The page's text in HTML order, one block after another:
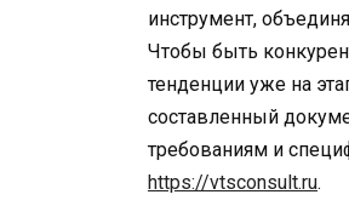
инструмент,
Чтобы быть
тенденции уже на
составленный
требованиям и
https://vtsconsult.ru.